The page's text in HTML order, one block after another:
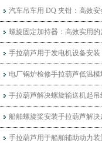
汽车吊车用 DQ 夹钳：高效
螺旋固定加持器：高效实用的
手拉葫芦用于发电机设备安装
电厂锅炉检修手拉葫芦低温模
手拉葫芦解决螺旋输送机起吊
船舶螺旋桨安装手拉葫芦解决
手拉葫芦用于船舶辅助动力